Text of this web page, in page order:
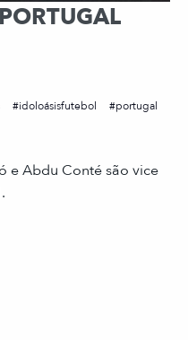
idoloásisfutebol
portugal
e Abdu Conté são vice